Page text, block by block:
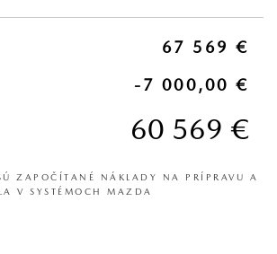
67 569 €
-7 000,00 €
60 569 €
ZAPOČÍTANÉ NÁKLADY NA PRÍPRAVU A
V SYSTÉMOCH MAZDA